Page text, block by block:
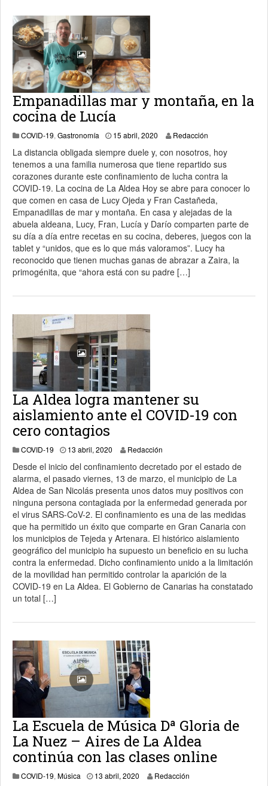
Empanadillas mar y montaña, en la
cocina de Lucía
COVID-19, Gastronomía 15 abril, 2020 16 abril, 2020
Redacción
La distancia obligada siempre duele y, con nosotros, hoy
tenemos a una familia numerosa que tiene repartido sus
corazones durante este confinamiento de lucha contra la
COVID-19. La cocina de La Aldea Hoy se abre para conocer lo
que comen en casa de Lucy Ojeda y Fran Castañeda,
Empanadillas de mar y montaña. En casa y alejadas de la
abuela aldeana, Lucy, Fran, Lucía y Darío comparten parte de
su día a día entre recetas en su cocina, deberes, juegos con la
tablet y “unidos, que es lo que más valoramos”. Lucy ha
reconocido que tienen muchas ganas de abrazar a Zaira, la
primogénita, que “ahora está con su padre […]
La Aldea logra mantener su
aislamiento ante el COVID-19 con
cero contagios
COVID-19 13 abril, 2020 13 abril, 2020
Redacción
Desde el inicio del confinamiento decretado por el estado de
alarma, el pasado viernes, 13 de marzo, el municipio de La
Aldea de San Nicolás presenta unos datos muy positivos con
ninguna persona contagiada por la enfermedad generada por
el virus SARS-CoV-2. El confinamiento es una de las medidas
que ha permitido un éxito que comparte en Gran Canaria con
los municipios de Tejeda y Artenara. El histórico aislamiento
geográfico del municipio ha supuesto un beneficio en su lucha
contra la enfermedad. Dicho confinamiento unido a la limitación
de la movilidad han permitido controlar la aparición de la
COVID-19 en La Aldea. El Gobierno de Canarias ha constatado
un total […]
La Escuela de Música Dª Gloria de
La Nuez – Aires de La Aldea
continúa con las clases online
COVID-19, Música 13 abril, 2020 13 abril, 2020
Redacción